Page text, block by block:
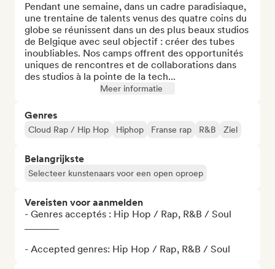
Pendant une semaine, dans un cadre paradisiaque,
une trentaine de talents venus des quatre coins du
globe se réunissent dans un des plus beaux studios
de Belgique avec seul objectif : créer des tubes
inoubliables. Nos camps offrent des opportunités
uniques de rencontres et de collaborations dans
des studios à la pointe de la tech...
Meer informatie
Genres
Cloud Rap / Hip Hop Hiphop Franse rap R&B Ziel
Belangrijkste
Selecteer kunstenaars voor een open oproep
Vereisten voor aanmelden
- Genres acceptés : Hip Hop / Rap, R&B / Soul
- Accepted genres: Hip Hop / Rap, R&B / Soul